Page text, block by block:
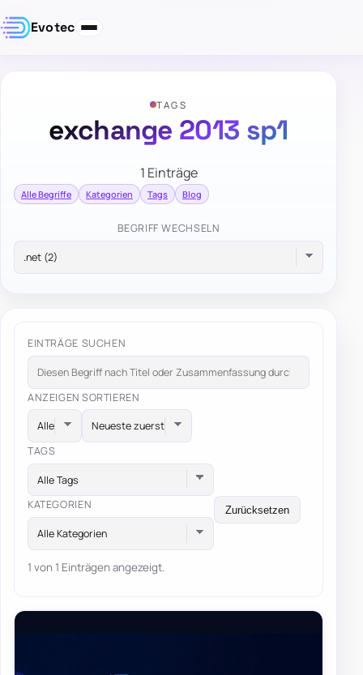
Evotec
TAGS
exchange 2013 sp1
1 Einträge
Alle Begriffe Kategorien Tags Blog
BEGRIFF WECHSELN
EINTRÄGE SUCHEN
ANZEIGEN SORTIEREN
TAGS
Alle Tags
KATEGORIEN
Alle Kategorien
Zurücksetzen
1 von 1 Einträgen angezeigt.